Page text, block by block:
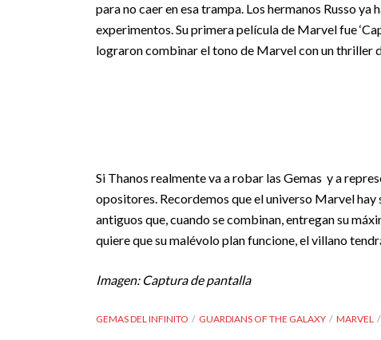
para no caer en esa trampa. Los hermanos Russo
experimentos. Su primera película de Marvel fue
lograron combinar el tono de Marvel con un thriller
Si Thanos realmente va a robar las Gemas y a
opositores. Recordemos que el universo Marvel
antiguos que, cuando se combinan, entregan su
quiere que su malévolo plan funcione, el villano
Imagen: Captura de pantalla
GEMAS DEL INFINITO GUARDIANS OF THE GALAXY MARVEL